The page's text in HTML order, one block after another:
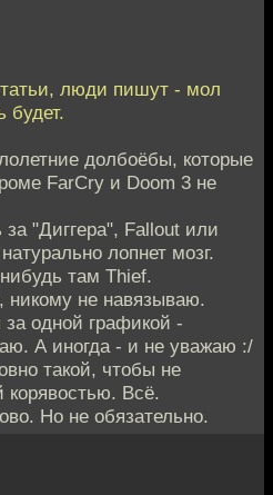
люди пишут - мол
будет.
долбоёбы, которые
FarCry и Doom 3 не
"Диггера", Fallout или
лопнет мозг.
там Thief.
никому не навязываю.
одной графикой -
А иногда - и не уважаю :/
такой, чтобы не
корявостью. Всё.
Но не обязательно.